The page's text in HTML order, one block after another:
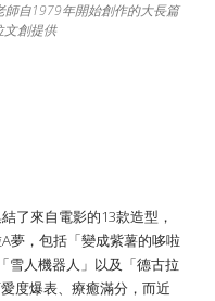
師自1979年開始創作的大長篇
文創提供
了來自電影的13款造型，
夢，包括「變成紫薯的哆啦
雪人機器人」以及「德古拉
度爆表、療癒滿分，而近